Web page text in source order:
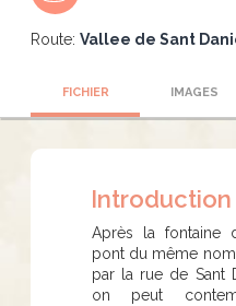
Route: Vallee de Sant
FICHIER IMAGES
Introduction
Après la fontaine
pont du même nom
par la rue de Sant
on peut